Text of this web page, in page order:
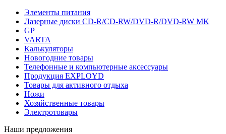
Элементы питания
Лазерные диски CD-R/CD-RW/DVD-R/DVD-RW MK
GP
VARTA
Калькуляторы
Новогодние товары
Телефонные и компьютерные аксессуары
Продукция EXPLOYD
Товары для активного отдыха
Ножи
Хозяйственные товары
Электротовары
Наши предложения